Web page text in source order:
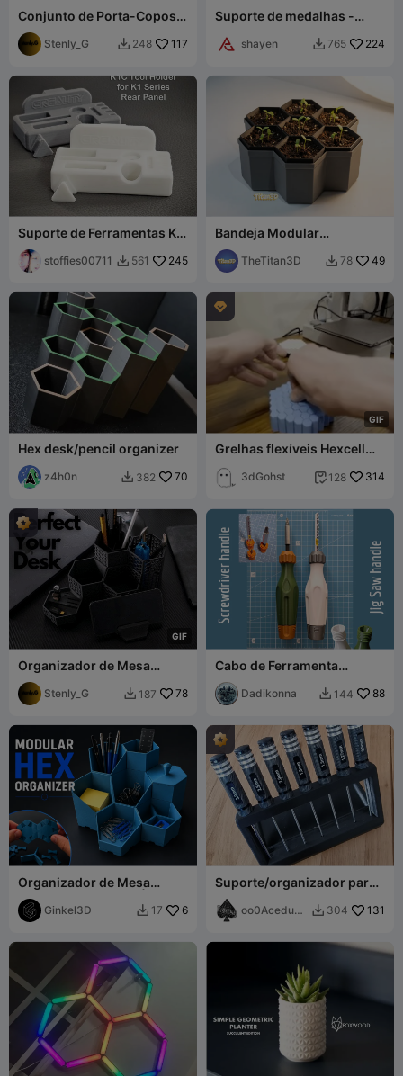
Conjunto de Porta-Copos
com Suporte
Stenly_G  248 117
Suporte de medalhas -
ímã shayen  765 224
Suporte de Ferramentas K1
/ K1C para o Painel Traseiro
da Série K
stoffies00711  561 245
Bandeja Modular
Hexagonal para Mudas
com 7 Células
TheTitan3D  78 49
Hex desk/pencil organizer
z4h0n  382 70
GIF

Grelhas flexíveis Hexcell
3dGohst  128 314
GIF
Organizador de Mesa
Modular em Colmeia
Stenly_G  187 78
Cabo de Ferramenta
Modular Definitivo
Dadikonna  144 88
Organizador de Mesa
Hexagonal Modular |
Totalmente Personalizável
e Encaixável
Ginkel3D  17 6
Suporte/organizador para
chaves sextavadas de 7
peçasoo0Acedude
 304 131